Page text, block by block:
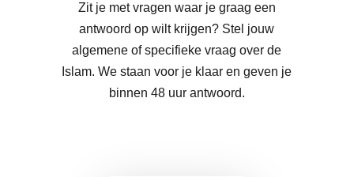
Zit je met vragen waar je graag een
antwoord op wilt krijgen? Stel jouw
algemene of specifieke vraag over de
Islam. We staan voor je klaar en geven je
binnen 48 uur antwoord.